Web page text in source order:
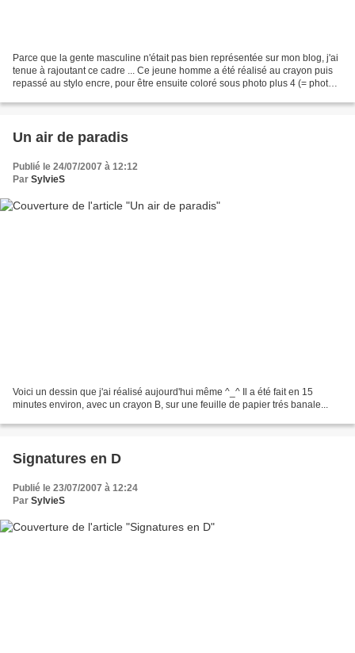
Parce que la gente masculine n'était pas bien représentée sur mon blog, j'ai
tenue à rajoutant ce cadre ... Ce jeune homme a été réalisé au crayon puis
repassé au stylo encre, pour être ensuite coloré sous photo plus 4 (= photo
Un air de paradis
Publié le 24/07/2007 à 12:12
Par SylvieS
Voici un dessin que j'ai réalisé aujourd'hui même ^_^ Il a été fait en 15
minutes environ, avec un crayon B, sur une feuille de papier trés banale...
Signatures en D
Publié le 23/07/2007 à 12:24
Par SylvieS